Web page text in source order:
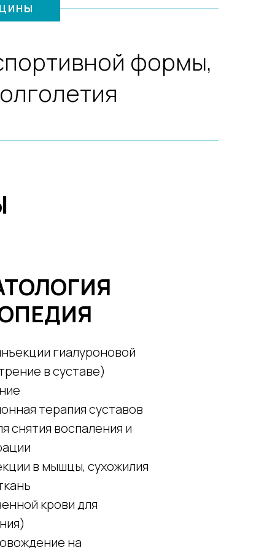
формы,
гиалуроновой
в суставе)
терапия суставов
снятия воспаления и
в мышцы, сухожилия
крови для
на